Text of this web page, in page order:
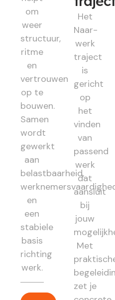
om
weer
structuur,
ritme
en
vertrouwen
op te
bouwen.
Samen
wordt
gewerkt
aan
belastbaarheid,
en
een
stabiele
basis
richting
werk.
Het
Naar-
werk
traject
is
gericht
op
het
vinden
van
passend
werk
dat
aansluit
bij
jouw
Met
zet je